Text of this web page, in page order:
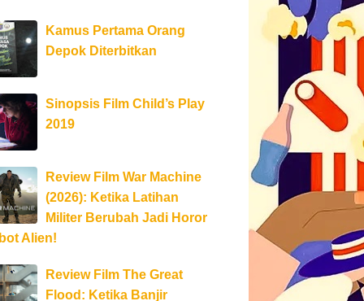
Kamus Pertama Orang
Depok Diterbitkan
Sinopsis Film Child’s Play
2019
Review Film War Machine
(2026): Ketika Latihan
Militer Berubah Jadi Horor
Alien!
Review Film The Great
Flood: Ketika Banjir